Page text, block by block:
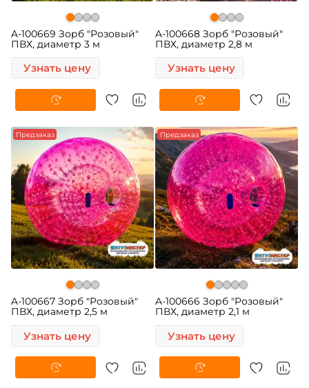
A-100669 Зорб "Розовый"
ПВХ, диаметр 3 м
Узнать цену
A-100668 Зорб "Розовый"
ПВХ, диаметр 2,8 м
Узнать цену
Предзаказ
A-100667 Зорб "Розовый"
ПВХ, диаметр 2,5 м
Узнать цену
Предзаказ
A-100666 Зорб "Розовый"
ПВХ, диаметр 2,1 м
Узнать цену